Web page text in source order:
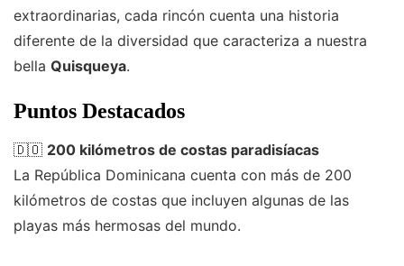
extraordinarias, cada rincón cuenta una historia
diferente de la diversidad que caracteriza a nuestra
bella Quisqueya.
Puntos Destacados
🇩🇴 200 kilómetros de costas paradisíacas
La República Dominicana cuenta con más de 200
kilómetros de costas que incluyen algunas de las
playas más hermosas del mundo.